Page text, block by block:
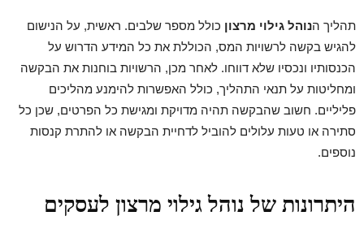
תהליך הנוהל גילוי מרצון כולל מספר שלבים. ראשית, על הנישום
להגיש בקשה לרשויות המס, הכוללת את כל המידע הדרוש על
הכנסותיו ונכסיו שלא דווחו. לאחר מכן, הרשויות בוחנות את הבקשה
ומחליטות על תנאי התהליך, כולל האפשרות להימנע מהליכים
פליליים. חשוב שהבקשה תהיה מדויקת ומגישת כל הפרטים, שכן כל
סתירה או טעות עלולים להוביל לדחיית הבקשה או להתרת קנסות
נוספים.
היתרונות של נוהל גילוי מרצון לעסקים